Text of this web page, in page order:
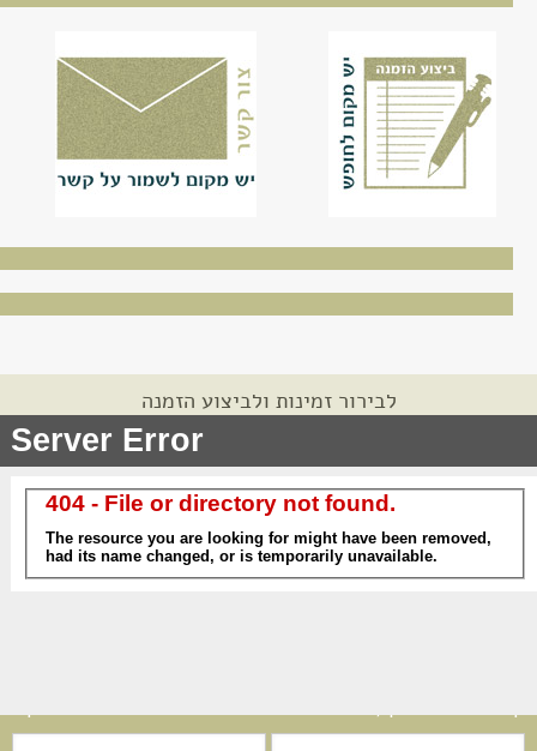
לבירור זמינות ולביצוע הזמנה